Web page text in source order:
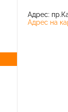
Адрес:
Адрес на